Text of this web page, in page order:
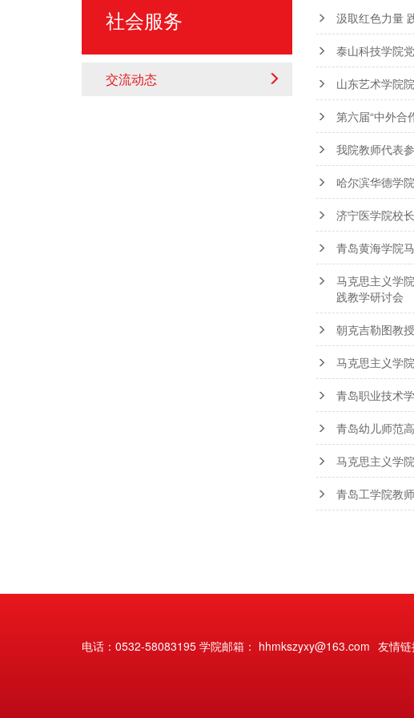
社会服务
交流动态
汲取红色力量
泰山科技学院
山东艺术学院
第六届“中外合
我院教师代表
哈尔滨华德学
济宁医学院校
青岛黄海学院
马克思主义学
践教学研讨会
朝克吉勒图教
马克思主义学
青岛职业技术
青岛幼儿师范
马克思主义学
青岛工学院教
电话：0532-58083195 学院邮箱： hhmkszyxy@163.com 友情